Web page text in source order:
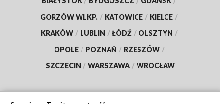
GORZÓW WLKP. / KATOWICE / KIELCE /
KRAKÓW / LUBLIN / ŁÓDŹ / OLSZTYN /
OPOLE / POZNAŃ / RZESZÓW /
SZCZECIN / WARSZAWA / WROCŁAW